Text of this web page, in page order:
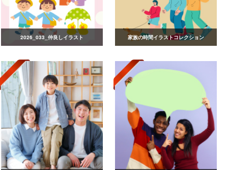
2026_033_仲良しイラスト 家族の時間イラストコレクション